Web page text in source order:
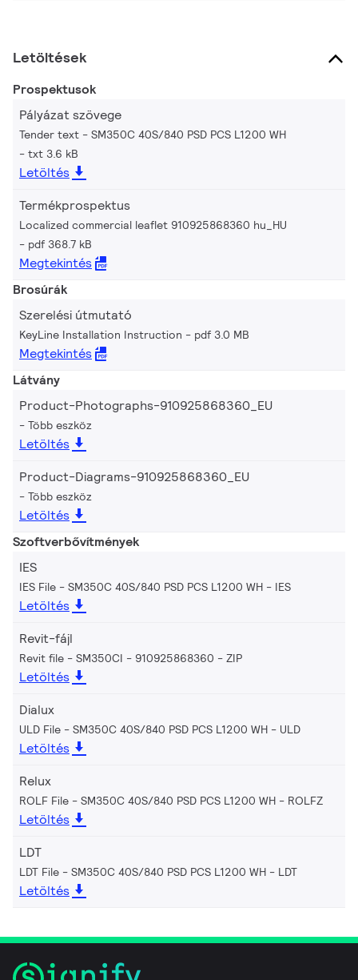
Letöltések
Prospektusok
Pályázat szövege
Tender text - SM350C 40S/840 PSD PCS L1200 WH
txt 3.6 kB
Letöltés
Termékprospektus
Localized commercial leaflet 910925868360 hu_HU
pdf 368.7 kB
Megtekintés
Brosúrák
Szerelési útmutató
KeyLine Installation Instruction pdf 3.0 MB
Megtekintés
Látvány
Product-Photographs-910925868360_EU
Több eszköz
Letöltés
Product-Diagrams-910925868360_EU
Több eszköz
Letöltés
Szoftverbővítmények
IES
IES File - SM350C 40S/840 PSD PCS L1200 WH IES
Letöltés
Revit-fájl
Revit file - SM350CI - 910925868360 ZIP
Letöltés
Dialux
ULD File - SM350C 40S/840 PSD PCS L1200 WH ULD
Letöltés
Relux
ROLF File - SM350C 40S/840 PSD PCS L1200 WH ROLFZ
Letöltés
LDT
LDT File - SM350C 40S/840 PSD PCS L1200 WH LDT
Letöltés